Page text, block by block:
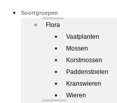
Soortgroepen
Flora
Vaatplanten
Mossen
Korstmossen
Paddenstoelen
Kranswieren
Wieren